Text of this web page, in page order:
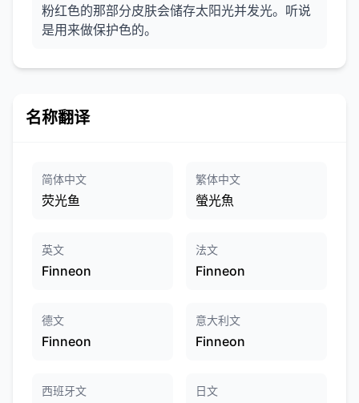
粉红色的那部分皮肤会储存太阳光并发光。听说
是用来做保护色的。
名称翻译
简体中文
荧光鱼
繁体中文
螢光魚
英文
Finneon
法文
Finneon
德文
Finneon
意大利文
Finneon
西班牙文 日文